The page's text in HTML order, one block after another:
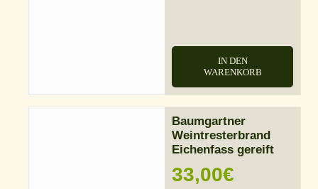
IN DEN
WARENKORB
Baumgartner
Weintresterbrand
Eichenfass gereift
33,00€